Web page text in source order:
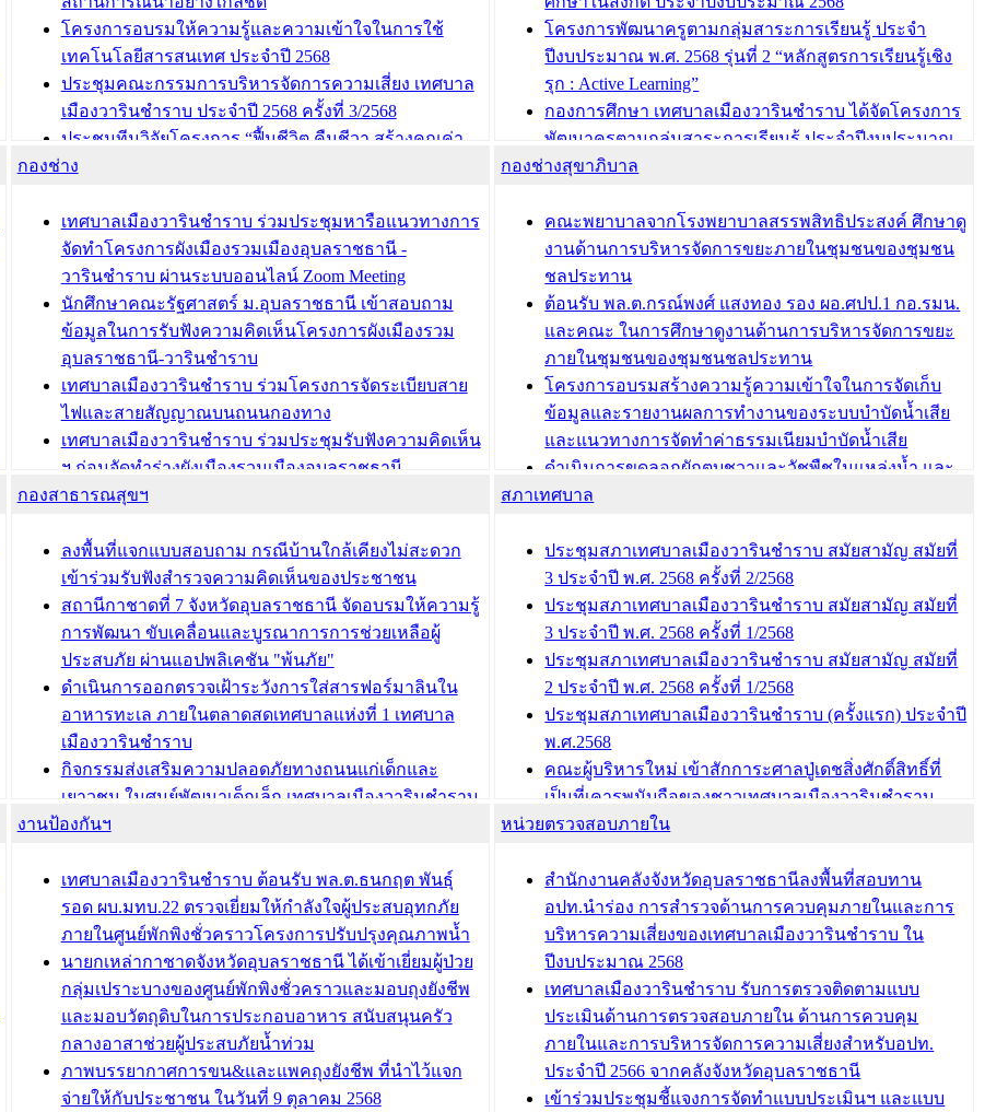
โครงการอบรมให้ความรู้และความเข้าใจในการใช้
เทคโนโลยีสารสนเทศ ประจำปี 2568
ประชุมคณะกรรมการบริหารจัดการความเสี่ยง เทศบาล
เมืองวารินชำราบ ประจำปี 2568 ครั้งที่ 3/2568
ประชุมทีมวิจัยโครงการ “ฟื้นชีวิต คืนชีวา สร้างคุณค่า
เมืองวาริน” เพื่อร่วมขับเคลื่อนเมืองวารินชำราบให้เป็น
บทความ อื่นๆ ...
โครงการพัฒนาครูตามกลุ่มสาระการเรียนรู้ ประจำ
ปีงบประมาณ พ.ศ. 2568 รุ่นที่ 2 “หลักสูตรการเรียนรู้เชิง
รุก : Active Learning”
กองการศึกษา เทศบาลเมืองวารินชำราบ ได้จัดโครงการ
พัฒนาครูตามกลุ่มสาระการเรียนรู้ ประจำปีงบประมาณ
พ.ศ. 2568
รางวัลผู้อำนวยการสำนัก/กองการศึกษาดีเด่น ในงาน
แข่งขันทักษะทางวิชาการและงานมหกรรมการจัดการ
ศึกษาท้องถิ่น ระดับประเทศครั้งที่ 14 ประจำปี 2568
บทความ อื่นๆ ...
กองช่าง
เทศบาลเมืองวารินชำราบ ร่วมประชุมหารือแนวทางการ
จัดทำโครงการผังเมืองรวมเมืองอุบลราชธานี -
วารินชำราบ ผ่านระบบออนไลน์ Zoom Meeting
นักศึกษาคณะรัฐศาสตร์ ม.อุบลราชธานี เข้าสอบถาม
ข้อมูลในการรับฟังความคิดเห็นโครงการผังเมืองรวม
อุบลราชธานี-วารินชำราบ
เทศบาลเมืองวารินชำราบ ร่วมโครงการจัดระเบียบสาย
ไฟและสายสัญญาณบนถนนกองทาง
เทศบาลเมืองวารินชำราบ ร่วมประชุมรับฟังความคิดเห็น
ฯ ก่อนจัดทำร่างผังเมืองรวมเมืองอุบลราชธานี -
วารินชำราบ ครั้งที่ 3
การขออนุญาตเข้าทำประโยชน์ในพื้นที่ป่าไม้
บทความ อื่นๆ ...
กองช่างสุขาภิบาล
คณะพยาบาลจากโรงพยาบาลสรรพสิทธิประสงค์ ศึกษาดู
งานด้านการบริหารจัดการขยะภายในชุมชนของชุมชน
ชลประทาน
ต้อนรับ พล.ต.กรณ์พงศ์ แสงทอง รอง ผอ.ศปป.1 กอ.รมน.
และคณะ ในการศึกษาดูงานด้านการบริหารจัดการขยะ
ภายในชุมชนของชุมชนชลประทาน
โครงการอบรมสร้างความรู้ความเข้าใจในการจัดเก็บ
ข้อมูลและรายงานผลการทำงานของระบบบำบัดน้ำเสีย
และแนวทางการจัดทำค่าธรรมเนียมบำบัดน้ำเสีย
ดำเนินการขุดลอกผักตบชวาและวัชพืชในแหล่งน้ำ และ
พัฒนาฟื้นฟูและแก้ไขปัญหาแหล่งน้ำสาธารณะภายใน
ดำเนินการขุดลอกผักตบชวาและวัชพืชในแหล่งน้ำ และ
พัฒนาฟื้นฟูและแก้ไขปัญหาแหล่งน้ำสาธารณะภายชุม
ชนท่าบ้งมั่ง
บทความ อื่นๆ ...
กองสาธารณสุขฯ
ลงพื้นที่แจกแบบสอบถาม กรณีบ้านใกล้เคียงไม่สะดวก
เข้าร่วมรับฟังสำรวจความคิดเห็นของประชาชน
สถานีกาชาดที่ 7 จังหวัดอุบลราชธานี จัดอบรมให้ความรู้
การพัฒนา ขับเคลื่อนและบูรณาการการช่วยเหลือผู้
ประสบภัย ผ่านแอปพลิเคชัน "พ้นภัย"
ดำเนินการออกตรวจเฝ้าระวังการใส่สารฟอร์มาลินใน
อาหารทะเล ภายในตลาดสดเทศบาลแห่งที่ 1 เทศบาล
เมืองวารินชำราบ
กิจกรรมส่งเสริมความปลอดภัยทางถนนแก่เด็กและ
เยาวชน ในศูนย์พัฒนาเด็กเล็ก เทศบาลเมืองวารินชำราบ
เทศบาลเมืองวารินชำราบ ร่วมประชุมปรึกษาหารือการ
สภาเทศบาล
ประชุมสภาเทศบาลเมืองวารินชำราบ สมัยสามัญ สมัยที่
3 ประจำปี พ.ศ. 2568 ครั้งที่ 2/2568
ประชุมสภาเทศบาลเมืองวารินชำราบ สมัยสามัญ สมัยที่
3 ประจำปี พ.ศ. 2568 ครั้งที่ 1/2568
ประชุมสภาเทศบาลเมืองวารินชำราบ สมัยสามัญ สมัยที่
2 ประจำปี พ.ศ. 2568 ครั้งที่ 1/2568
ประชุมสภาเทศบาลเมืองวารินชำราบ (ครั้งแรก) ประจำปี
พ.ศ.2568
คณะผู้บริหารใหม่ เข้าสักการะศาลปู่เดชสิ่งศักดิ์สิทธิ์ที่
เป็นที่เคารพนับถือของชาวเทศบาลเมืองวารินชำราบ
งานป้องกันฯ
เทศบาลเมืองวารินชำราบ ต้อนรับ พล.ต.ธนกฤต พันธุ์
รอด ผบ.มทบ.22 ตรวจเยี่ยมให้กำลังใจผู้ประสบอุทกภัย
ภายในศูนย์พักพิงชั่วคราวโครงการปรับปรุงคุณภาพน้ำ
นายกเหล่ากาชาดจังหวัดอุบลราชธานี ได้เข้าเยี่ยมผู้ป่วย
กลุ่มเปราะบางของศูนย์พักพิงชั่วคราวและมอบถุงยังชีพ
และมอบวัตถุดิบในการประกอบอาหาร สนับสนุนครัว
กลางอาสาช่วยผู้ประสบภัยน้ำท่วม
ภาพบรรยากาศการขน&และแพคถุงยังชีพ ที่นำไว้แจก
จ่ายให้กับประชาชน ในวันที่ 9 ตุลาคม 2568
หน่วยตรวจสอบภายใน
สำนักงานคลังจังหวัดอุบลราชธานีลงพื้นที่สอบทาน
อปท.นำร่อง การสำรวจด้านการควบคุมภายในและการ
บริหารความเสี่ยงของเทศบาลเมืองวารินชำราบ ใน
ปีงบประมาณ 2568
เทศบาลเมืองวารินชำราบ รับการตรวจติดตามแบบ
ประเมินด้านการตรวจสอบภายใน ด้านการควบคุม
ภายในและการบริหารจัดการความเสี่ยงสำหรับอปท.
ประจำปี 2566 จากคลังจังหวัดอุบลราชธานี
เข้าร่วมประชุมชี้แจงการจัดทำแบบประเมินฯ และแบบ